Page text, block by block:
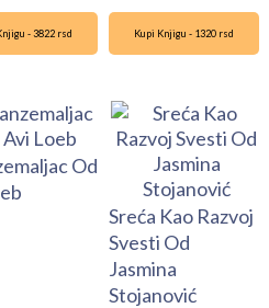
- 3822 rsd
Od
Kupi Knjigu - 1320 rsd
Sreća Kao Razvoj
Svesti Od
Jasmina
Stojanović